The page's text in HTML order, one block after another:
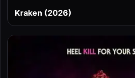
Kraken (2026)